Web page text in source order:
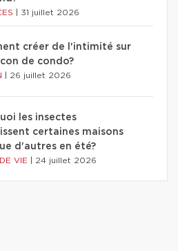
31 juillet 2026
créer de l'intimité sur
de condo?
26 juillet 2026
les insectes
certaines maisons
d'autres en été?
VIE 24 juillet 2026